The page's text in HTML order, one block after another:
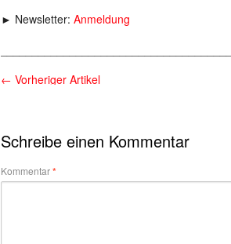
► Newsletter: Anmeldung
← Vorheriger Artikel
Schreibe einen Kommentar
Kommentar*